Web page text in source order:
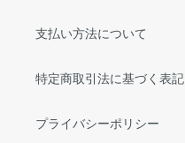
支払い方法について
特定商取引法に基づく表記
プライバシーポリシー